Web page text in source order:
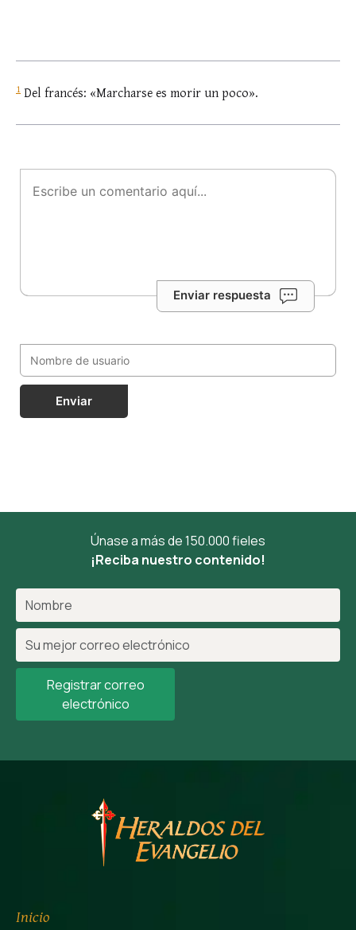
1 Del francés: «Marcharse es morir un poco».
Enviar respuesta
Enviar
Únase a más de 150.000 fieles
¡Reciba nuestro contenido!
Registrar correo
electrónico
Inicio